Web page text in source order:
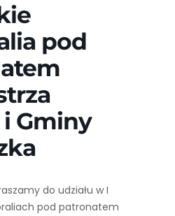
pod
Gminy
do udziału w I
pod patronatem